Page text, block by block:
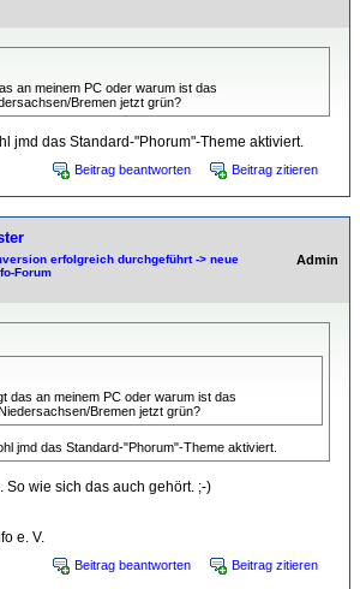
an meinem PC oder warum ist das
Bremen jetzt grün?
jmd das Standard-"Phorum"-Theme aktiviert.
Beitrag beantworten Beitrag zitieren
erfolgreich durchgeführt -> neue
Forum
Admin
das an meinem PC oder warum ist das
Bremen jetzt grün?
jmd das Standard-"Phorum"-Theme aktiviert.
So wie sich das auch gehört. ;-)
e. V.
Beitrag beantworten Beitrag zitieren